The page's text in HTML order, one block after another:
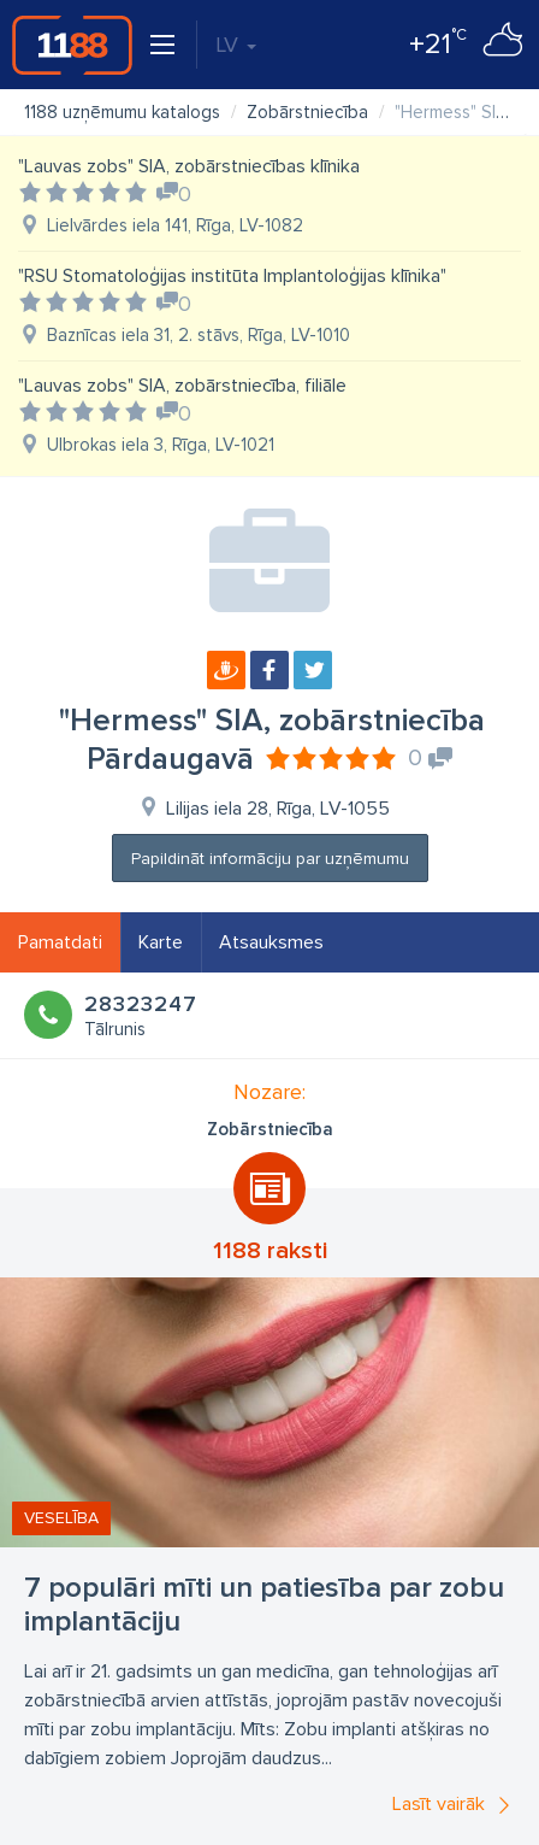
LV +21°C
1188 uzņēmumu katalogs Zobārstniecība "Hermess" SIA, zobārstniecība Pārdaugavā
"Lauvas zobs" SIA, zobārstniecības klīnika
0
Lielvārdes iela 141, Rīga, LV-1082
"RSU Stomatoloģijas institūta Implantoloģijas klīnika"
0
Baznīcas iela 31, 2. stāvs, Rīga, LV-1010
"Lauvas zobs" SIA, zobārstniecība, filiāle
0
Ulbrokas iela 3, Rīga, LV-1021
"Hermess" SIA, zobārstniecība
Pārdaugavā
0
Lilijas iela 28, Rīga, LV-1055
Papildināt informāciju par uzņēmumu
Pamatdati Karte Atsauksmes
28323247
Tālrunis
Nozare:
Zobārstniecība
1188 raksti
7 populāri mīti un patiesība par zobu
implantāciju
VESELĪBA
Lai arī ir 21. gadsimts un gan medicīna, gan tehnoloģijas arī
zobārstniecībā arvien attīstās, joprojām pastāv novecojuši
mīti par zobu implantāciju. Mīts: Zobu implanti atšķiras no
dabīgiem zobiem Joprojām daudzus...
Lasīt vairāk